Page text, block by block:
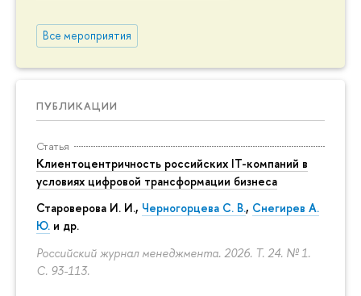
Все мероприятия
ПУБЛИКАЦИИ
Статья
Клиентоцентричность российских IT-компаний в
условиях цифровой трансформации бизнеса
Староверова И. И., Черногорцева С. В., Снегирев А.
Ю. и др.
Российский журнал менеджмента. 2026. Т. 24. № 1.
С. 93-113.